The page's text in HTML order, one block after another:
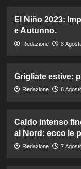
El Niño 2023:
e Autunno.
Redazione 8
Grigliate estive:
Redazione 8
Caldo intenso
al Nord: ecco le
Redazione 7